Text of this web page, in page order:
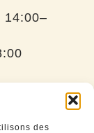
des
14:00–
Franois